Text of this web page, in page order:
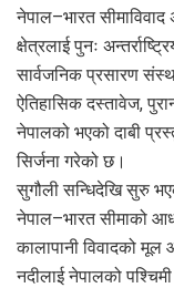
नेपाल–भारत सीमाविवाद
क्षेत्रलाई पुनः
सार्वजनिक प्रसारण
ऐतिहासिक दस्तावेज,
नेपालको भएको दाबी
सिर्जना गरेको छ।
सुगौली सन्धिदेखि सुरु
नेपाल–भारत सीमाको
कालापानी विवादको
नदीलाई नेपालको